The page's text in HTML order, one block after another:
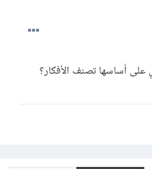
على أساسها تصنف الأفكار؟